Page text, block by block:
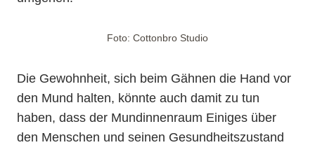
Foto: Cottonbro Studio
Die Gewohnheit, sich beim Gähnen die Hand vor
den Mund halten, könnte auch damit zu tun
haben, dass der Mundinnenraum Einiges über
den Menschen und seinen Gesundheitszustand